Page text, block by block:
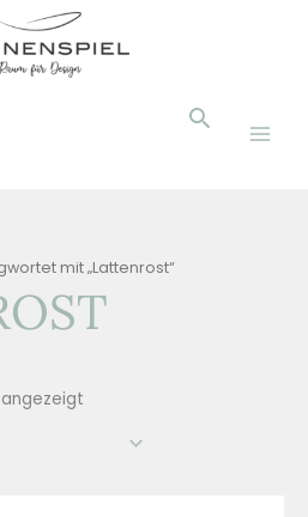
Suchen
Suchen
mit „Lattenrost“